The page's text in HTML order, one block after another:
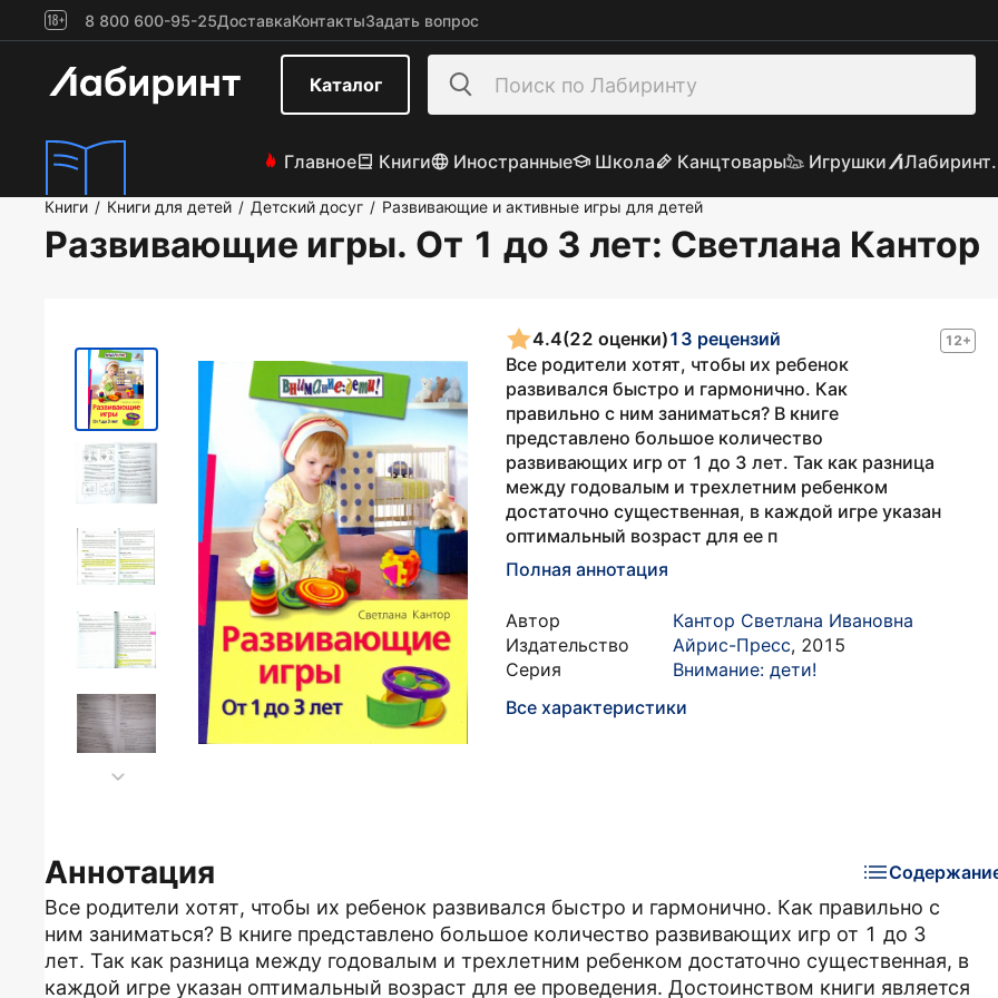
8 800 600-95-25ДоставкаКонтактыЗадать вопрос
Каталог
Главное Книги Иностранные Школа Канцтовары Игрушки
Книги / Книги для детей / Детский досуг / Развивающие и активные игры для детей
Развивающие игры. От 1 до 3 лет: Светлана Кантор
12+
4.4(22 оценки)13 рецензий
Все родители хотят, чтобы их ребенок
развивался быстро и гармонично. Как
правильно с ним заниматься? В книге
представлено большое количество
развивающих игр от 1 до 3 лет. Так как разница
между годовалым и трехлетним ребенком
достаточно существенная, в каждой игре указан
оптимальный возраст для ее п
Полная аннотация
Автор
Кантор Светлана Ивановна
Издательство
Айрис-Пресс, 2015
Серия
Внимание: дети!
Все характеристики
Аннотация
Все родители хотят, чтобы их ребенок развивался быстро и гармонично. Как правильно с
ним заниматься? В книге представлено большое количество развивающих игр от 1 до 3
лет. Так как разница между годовалым и трехлетним ребенком достаточно существенная, в
каждой игре указан оптимальный возраст для ее проведения. Достоинством книги является